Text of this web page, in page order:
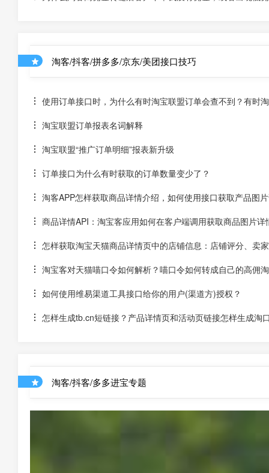
淘客/抖客/拼多多/京东/美团接口技巧
使用订单接口时，为什么有时淘宝联盟订单会查不到？有时
淘宝联盟订单报表名词解释
淘宝联盟“推广订单明细”报表新升级
订单接口为什么有时获取的订单数量变少了？
淘客APP怎样获取商品详情介绍，如何使用接口获取产品图
商品详情API：淘宝客应用如何在客户端调用获取商品图片详
怎样获取淘宝天猫商品详情页中的店铺信息：店铺评分、卖
淘宝客对天猫喵口令如何解析？喵口令如何转成自己的高佣
如何使用维易渠道工具接口给你的用户(渠道方)授权？
怎样生成tb.cn短链接？产品详情页和活动页链接怎样生成淘
淘客/抖客/多多进宝专题